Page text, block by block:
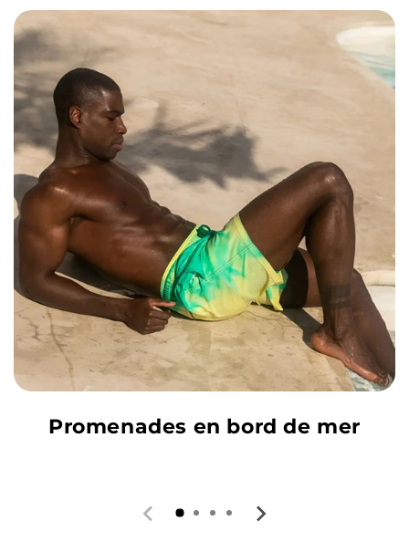
Promenades en bord de mer